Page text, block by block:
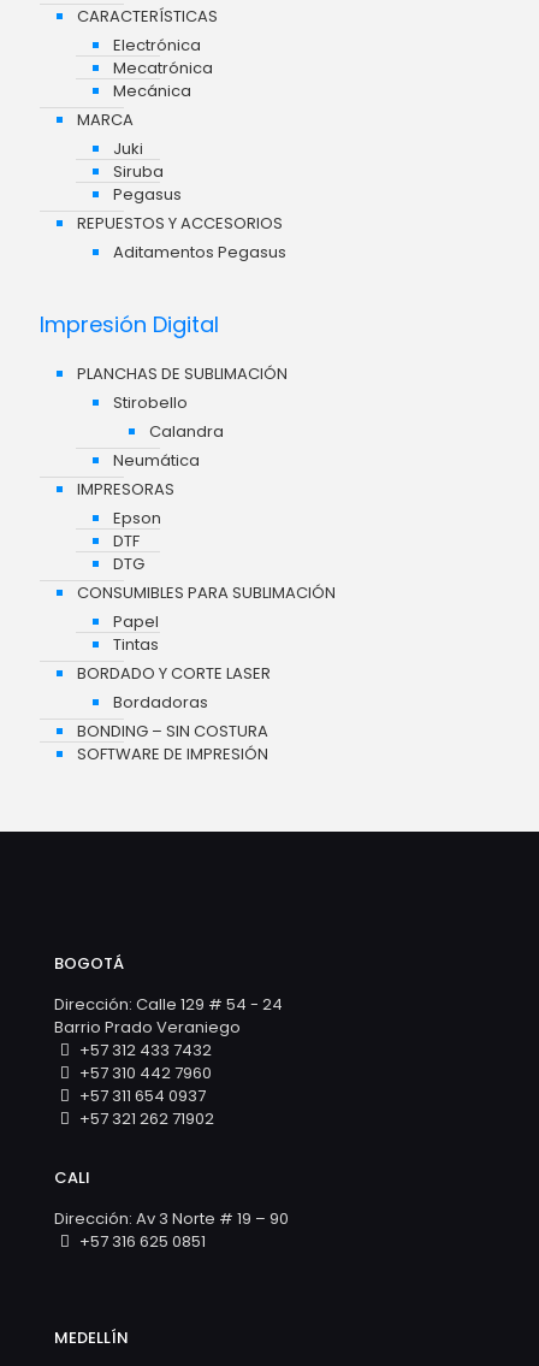
CARACTERÍSTICAS
Electrónica
Mecatrónica
Mecánica
MARCA
Juki
Siruba
Pegasus
REPUESTOS Y ACCESORIOS
Aditamentos Pegasus
Impresión Digital
PLANCHAS DE SUBLIMACIÓN
Stirobello
Calandra
Neumática
IMPRESORAS
Epson
DTF
DTG
CONSUMIBLES PARA SUBLIMACIÓN
Papel
Tintas
BORDADO Y CORTE LASER
Bordadoras
BONDING – SIN COSTURA
SOFTWARE DE IMPRESIÓN
BOGOTÁ
Dirección: Calle 129 # 54 - 24
Barrio Prado Veraniego
+57 312 433 7432
+57 310 442 7960
+57 311 654 0937
+57 321 262 71902
CALI
Dirección: Av 3 Norte # 19 – 90
+57 316 625 0851
MEDELLÍN